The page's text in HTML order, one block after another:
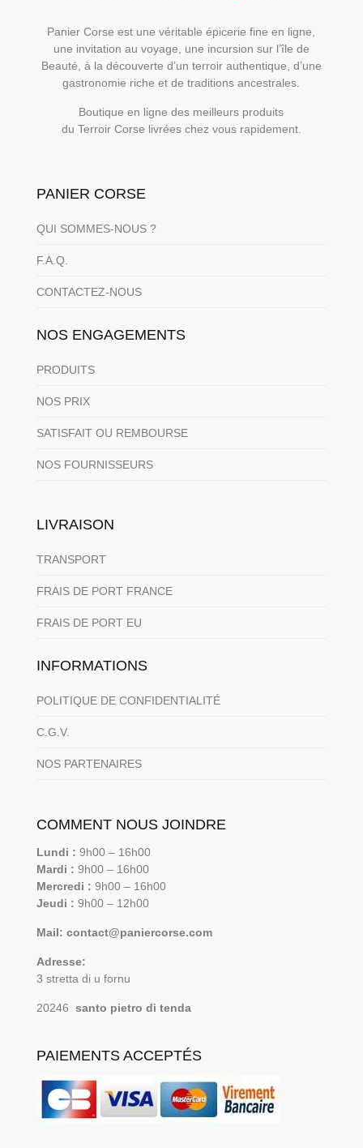
Panier Corse est une véritable épicerie fine en ligne,
une invitation au voyage, une incursion sur l’île de
Beauté, à la découverte d’un terroir authentique, d’une
gastronomie riche et de traditions ancestrales.
Boutique en ligne des meilleurs produits
du Terroir Corse livrées chez vous rapidement.
PANIER CORSE
QUI SOMMES-NOUS ?
F.A.Q.
CONTACTEZ-NOUS
NOS ENGAGEMENTS
PRODUITS
NOS PRIX
SATISFAIT OU REMBOURSE
NOS FOURNISSEURS
LIVRAISON
TRANSPORT
FRAIS DE PORT FRANCE
FRAIS DE PORT EU
INFORMATIONS
POLITIQUE DE CONFIDENTIALITÉ
C.G.V.
NOS PARTENAIRES
COMMENT NOUS JOINDRE
Lundi : 9h00 – 16h00
Mardi : 9h00 – 16h00
Mercredi : 9h00 – 16h00
Jeudi : 9h00 – 12h00
Mail: contact@paniercorse.com
Adresse:
3 stretta di u fornu
20246 santo pietro di tenda
PAIEMENTS ACCEPTÉS